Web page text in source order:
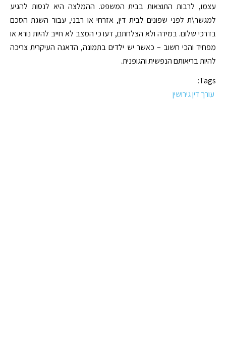
עצמו, לרבות התוצאות בבית המשפט. ההמלצה היא לנסות להגיע
למגשר\ת לפני שפונים לבית דין, אזרחי או רבני, עבור השגת הסכם
בדרכי שלום. במידה ולא הצלחתם, דעו כי המצב לא חייב להיות נורא או
מפחיד והכי חשוב – כאשר יש ילדים בתמונה, הדאגה העיקרית צריכה
להיות בריאותם הנפשית והגופנית.
Tags:
עורך דין גירושין